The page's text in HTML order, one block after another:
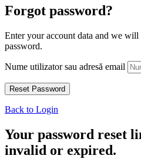
Forgot password?
Enter your account data and we
password.
Nume utilizator sau adresă email
Back to Login
Your password reset
invalid or expired.